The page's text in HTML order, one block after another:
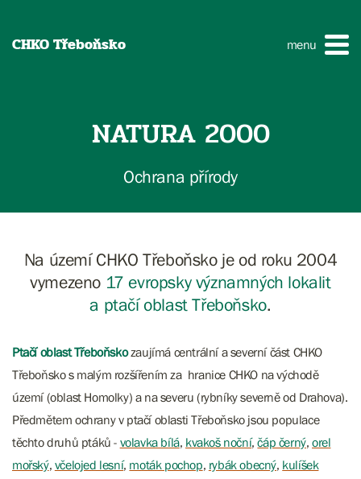
CHKO Třeboňsko menu
NATURA 2000
Ochrana přírody
Na území CHKO Třeboňsko je od roku 2004
vymezeno 17 evropsky významných lokalit
a ptačí oblast Třeboňsko.
Ptačí oblast Třeboňskozaujímá centrální a severní část CHKO
Třeboňsko s malým rozšířením za hranice CHKO na východě
území (oblast Homolky) a na severu (rybníky severně od Drahova).
Předmětem ochrany v ptačí oblasti Třeboňsko jsou populace
těchto druhů ptáků - volavka bílá, kvakoš noční,čáp černý,orel
mořský, včelojed lesní, moták pochop, rybák obecný, kulíšek